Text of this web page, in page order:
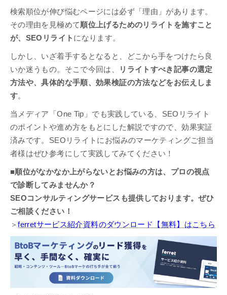
検索順位が伸び悩むページには必ず「理由」があります。
その理由を見極めて順位上げるためのリライトを施すこと
が、SEOリライト になります。
しかし、いざ着手するとなると、どこから手をつけたら良
いか迷うもの。そこで今回は、
リライトすべき記事の選定
方法や、具体的な手順、効果検証の方法などをお伝えしま
す。
当メディア「One Tip」でも実践している、SEOリライト
のポイントや進め方をもとにした解説ですので、効果実証
済みです。SEOリライトにお悩みのマーケティングご担当
者様はぜひ参考にして実践してみてください！
■順位がなかなか上がらないとお悩みの方は、プロの視点
で診断してみませんか？
SEOコンサルティングサービスも提供しております。ぜひ
ご相談ください！
＞ferretサービス紹介資料のダウンロード【無料】はこちら